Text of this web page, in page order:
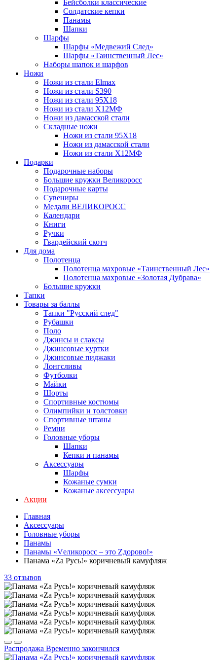
Бейсболки классические
Солдатские кепки
Панамы
Шапки
Шарфы
Шарфы «Медвежий След»
Шарфы «Таинственный Лес»
Наборы шапок и шарфов
Ножи
Ножи из стали Elmax
Ножи из стали S390
Ножи из стали 95X18
Ножи из стали Х12МФ
Ножи из дамасской стали
Складные ножи
Ножи из стали 95X18
Ножи из дамасской стали
Ножи из стали Х12МФ
Подарки
Подарочные наборы
Большие кружки Великоросс
Подарочные карты
Сувениры
Медали ВЕЛИКОРОСС
Календари
Книги
Ручки
Гвардейский скотч
Для дома
Полотенца
Полотенца махровые «Таинственный Лес»
Полотенца махровые «Золотая Дубрава»
Большие кружки
Тапки
Товары за баллы
Тапки "Русский след"
Рубашки
Поло
Джинсы и слаксы
Джинсовые куртки
Джинсовые пиджаки
Лонгсливы
Футболки
Майки
Шорты
Спортивные костюмы
Олимпийки и толстовки
Спортивные штаны
Ремни
Головные уборы
Шапки
Кепки и панамы
Аксессуары
Шарфы
Кожаные сумки
Кожаные аксессуары
Акции
Главная
Аксессуары
Головные уборы
Панамы
Панамы «Vеликоросс – это Zдорово!»
Панама «Zа Русь!» коричневый камуфляж
33 отзывов
Распродажа Временно закончился